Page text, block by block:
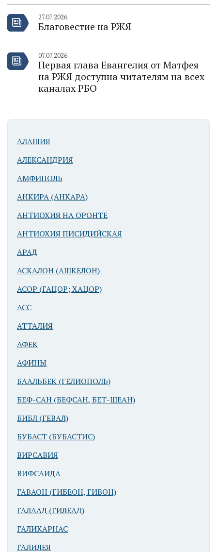
27.07.2026
Благовестие на РЖЯ
07.07.2026
Первая глава Евангелия от Матфея
на РЖЯ доступна читателям на всех
каналах РБО
АЛАШИЯ
АЛЕКСАНДРИЯ
АМФИПОЛЬ
АНКИРА (АНКАРА)
АНТИОХИЯ НА ОРОНТЕ
АНТИОХИЯ ПИСИДИЙСКАЯ
АРАД
АСКАЛОН (АШКЕЛОН)
АСОР (ГАЦОР; ХАЦОР)
АСС
АТТАЛИЯ
АФЕК
АФИНЫ
БААЛЬБЕК (ГЕЛИОПОЛЬ)
БЕФ-САН (БЕФСАН, БЕТ-ШЕАН)
БИБЛ (ГЕВАЛ)
БУБАСТ (БУБАСТИС)
ВИРСАВИЯ
ВИФСАИДА
ГАВАОН (ГИБЕОН, ГИВОН)
ГАЛААД (ГИЛЕАД)
ГАЛИКАРНАС
ГАЛИЛЕЯ